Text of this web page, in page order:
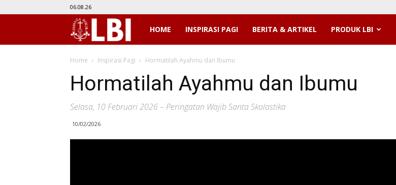
06.08.26
LBIHOME INSPIRASI PAGI BERITA & ARTIKEL PRODUK LBI
Home Inspirasi Pagi Hormatilah Ayahmu dan Ibumu
Hormatilah Ayahmu dan Ibumu
Selasa, 10 Februari 2026 – Peringatan Wajib Santa Skolastika
10/02/2026